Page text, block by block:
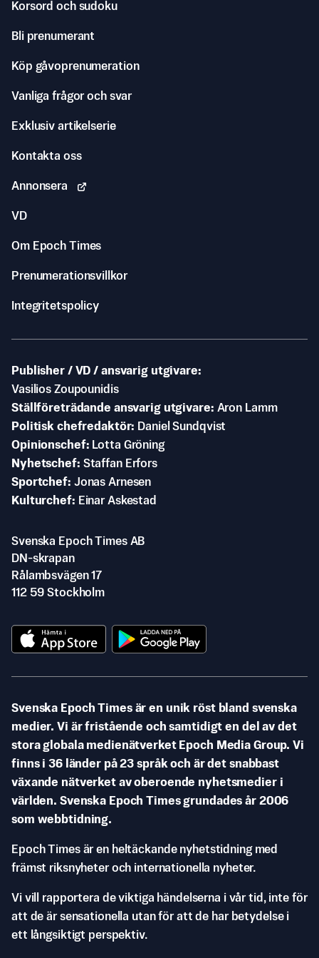
Korsord och sudoku
Bli prenumerant
Köp gåvoprenumeration
Vanliga frågor och svar
Exklusiv artikelserie
Kontakta oss
Annonsera
VD
Om Epoch Times
Prenumerationsvillkor
Integritetspolicy
Publisher / VD / ansvarig utgivare
Vasilios Zoupounidis
Ställföreträdande ansvarig utgivare Aron Lamm
Politisk chefredaktör
Daniel Sundqvist
Opinionschef
Lotta Gröning
Nyhetschef Staffan Erfors
Sportchef Jonas Arnesen
Kulturchef
Einar Askestad
Svenska Epoch Times AB
DN-skrapan
Rålambsvägen 17
112 59 Stockholm
Svenska Epoch Times är en unik röst bland svenska
medier. Vi är fristående och samtidigt en del av det
stora globala medienätverket Epoch Media Group. Vi
finns i 36 länder på 23 språk och är det snabbast
växande nätverket av oberoende nyhetsmedier i
världen. Svenska Epoch Times grundades år 2006
som webbtidning.
Epoch Times är en heltäckande nyhetstidning med
främst riksnyheter och internationella nyheter.
Vi vill rapportera de viktiga händelserna i vår tid, inte för
att de är sensationella utan för att de har betydelse i
ett långsiktigt perspektiv.